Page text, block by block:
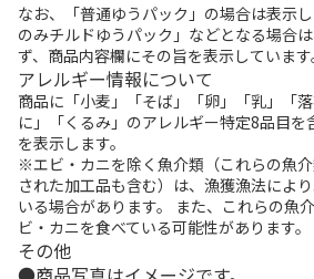
なお、「普通ゆうパック」の場合は表示
のみチルドゆうパック」などとなる場合
ず、商品内容欄にその旨を表示しています
アレルギー情報について
商品に「小麦」「そば」「卵」「乳」「
に」「くるみ」のアレルギー特定8品目を
を表示します。
※エビ・カニを除く魚介類（これらの魚
された加工品も含む）は、漁獲漁法によ
いる場合があります。 また、これらの魚
ビ・カニを食べている可能性があります。
その他